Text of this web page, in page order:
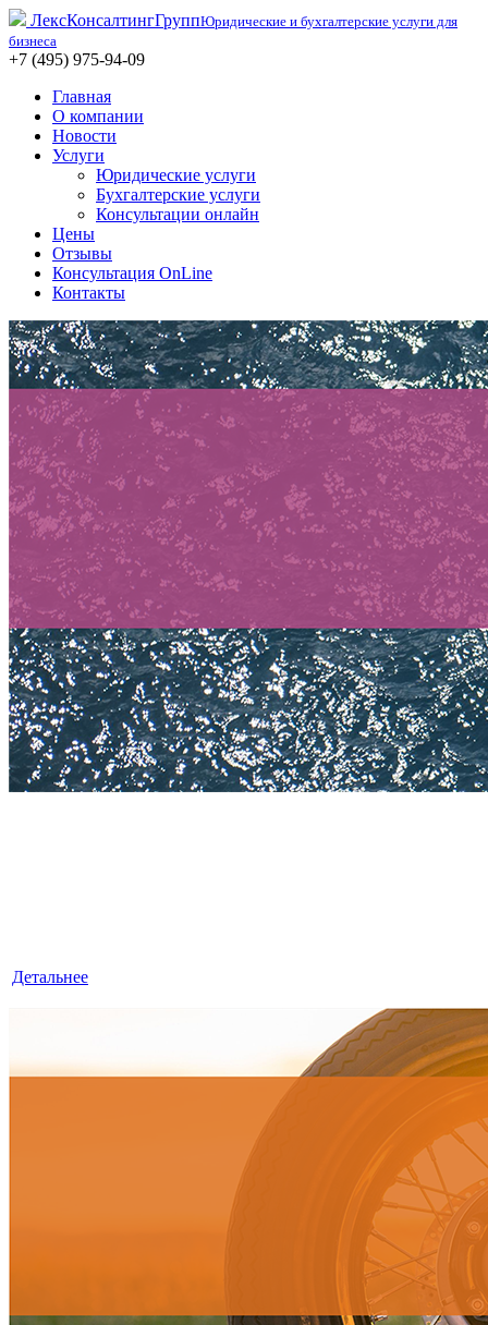
ЛексКонсалтингГруппЮридические и бухгалтерские услуги для
бизнеса
+7 (495) 975-94-09
Главная
О компании
Новости
Услуги
Юридические услуги
Бухгалтерские услуги
Консультации онлайн
Цены
Отзывы
Консультация OnLine
Контакты
Детальнее